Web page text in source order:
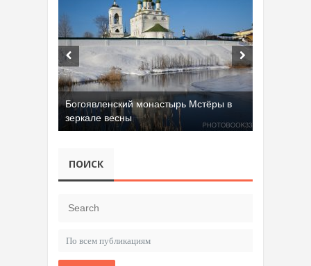
Богоявленский монастырь Мстёры в
зеркале весны
ПОИСК